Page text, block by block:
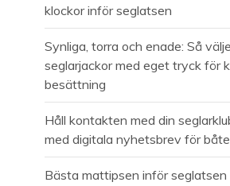
klockor inför seglatsen
Synliga, torra och enade: Så
seglarjackor med eget tryck för
besättning
Håll kontakten med din
med digitala nyhetsbrev för
Bästa mattipsen inför seglatsen